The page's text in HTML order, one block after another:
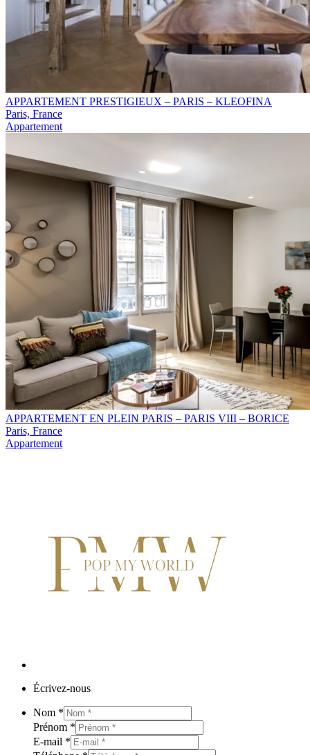
APPARTEMENT PRESTIGIEUX – PARIS – KLEOFINA
Paris, France
Appartement
APPARTEMENT EN PLEIN PARIS – PARIS VIII – BORICE
Paris, France
Appartement
Écrivez-nous
Nom *
Prénom *
E-mail *